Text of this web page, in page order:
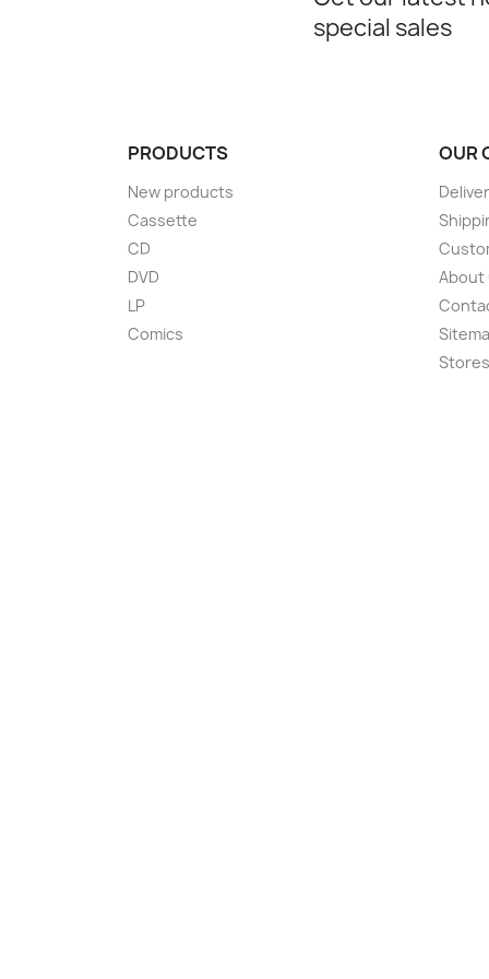
special sales
PRODUCTS
New products
Cassette
CD
DVD
LP
Comics
OUR
About
Stores